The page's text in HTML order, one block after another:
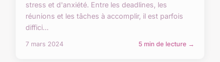
stress et d'anxiété. Entre les deadlines, les
réunions et les tâches à accomplir, il est parfois
diffici...
7 mars 2024 5 min de lecture →